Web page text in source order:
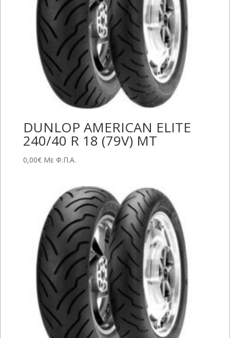
DUNLOP AMERICAN ELITE
240/40 R 18 (79V) MT
0,00€ Με Φ.Π.Α.